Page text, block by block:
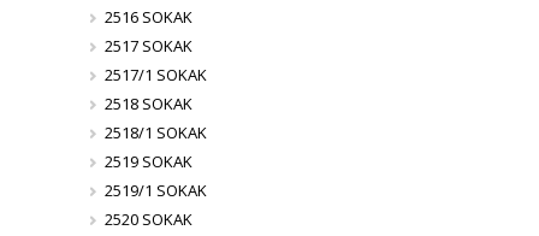
2516 SOKAK
2517 SOKAK
2517/1 SOKAK
2518 SOKAK
2518/1 SOKAK
2519 SOKAK
2519/1 SOKAK
2520 SOKAK